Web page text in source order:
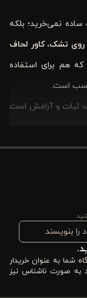
نمی‌خرید؛ بلکه
روی تشک، کاور لحاف
که هم برای استفاده
است.
ثبات و آرامش است
پوست
شما و حتی آرامش
هستید که هم از
مدل
مزایا و ویژگی‌های کلیدی کاور لحاف پنبه 4 تکه دونفره
را بنویسند
شما به عنوان خریدار
به صورت ناشناس نیز